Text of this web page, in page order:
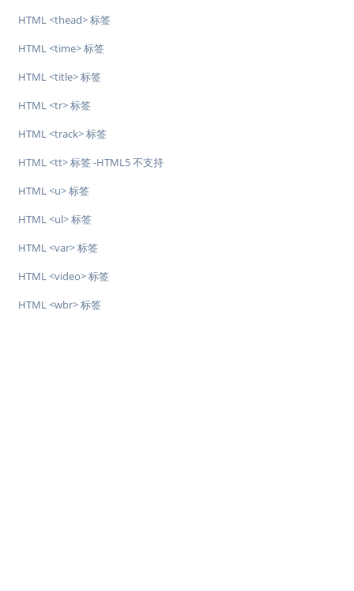
HTML <thead> 标签
HTML <time> 标签
HTML <title> 标签
HTML <tr> 标签
HTML <track> 标签
HTML <tt> 标签 -HTML5 不支持
HTML <u> 标签
HTML <ul> 标签
HTML <var> 标签
HTML <video> 标签
HTML <wbr> 标签